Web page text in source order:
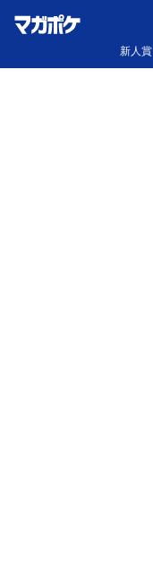
新人賞